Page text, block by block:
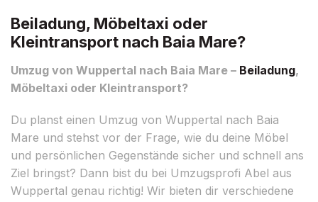
Beiladung, Möbeltaxi oder
Kleintransport nach Baia Mare?
Umzug von Wuppertal nach Baia Mare – Beiladung,
Möbeltaxi oder Kleintransport?
Du planst einen Umzug von Wuppertal nach Baia
Mare und stehst vor der Frage, wie du deine Möbel
und persönlichen Gegenstände sicher und schnell ans
Ziel bringst? Dann bist du bei Umzugsprofi Abel aus
Wuppertal genau richtig! Wir bieten dir verschiedene